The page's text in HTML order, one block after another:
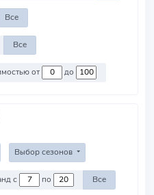
Все
Все
Против команд со стоимостью от до
Выбор сезонов
Против команд с по Все